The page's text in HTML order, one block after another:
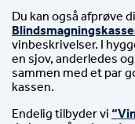
Du kan også afprøve
vinbeskrivelser. I
en sjov, anderledes
sammen med et par
kassen.
Endelig tilbyder vi